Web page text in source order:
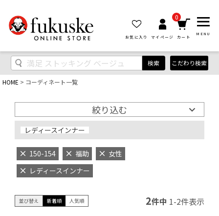
お気に入り マイページ
0
カート
MENU
検索 こだわり検索
HOME コーディネート一覧
絞り込む
レディースインナー
150-154 福助
女性
レディースインナー
並び替え 新着順 人気順 2件中 1-2件表示